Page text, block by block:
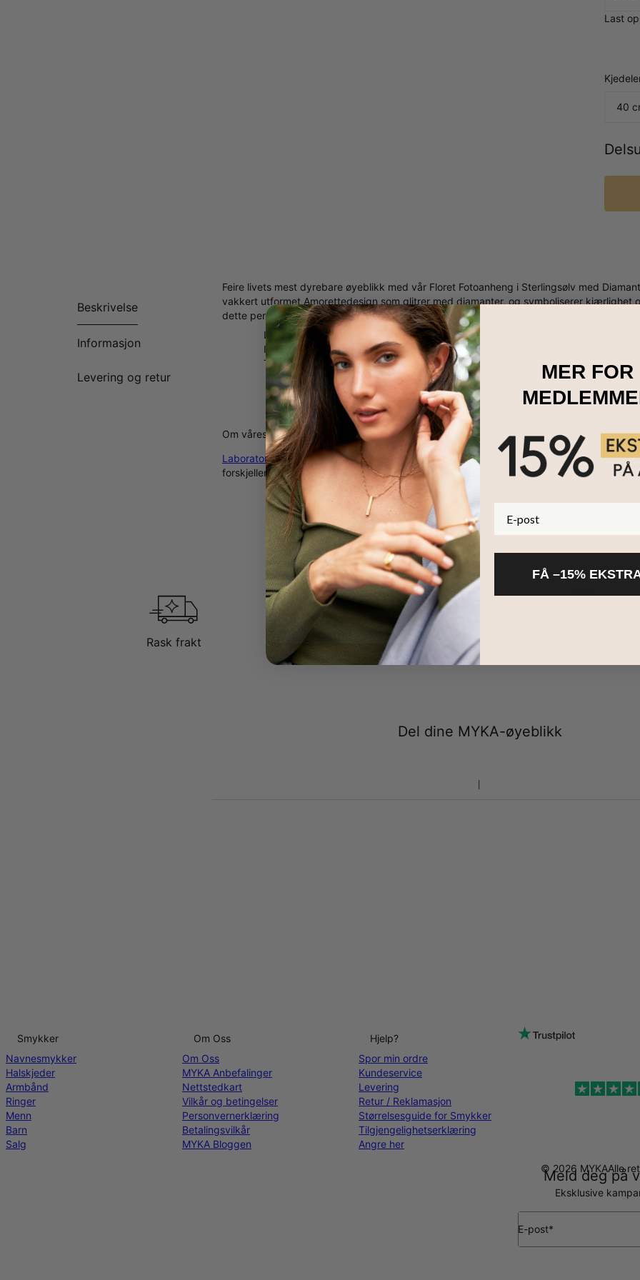
Last
40
Beskrivelse
Informasjon
Levering og retur
Feire livets mest dyrebare øyeblikk med vår Floret Fotoanheng i Sterlingsølv med
vakkert utformet Amorettedesign som glitrer med diamanter, og symboliserer kjærlighet
dette personlige halskjedet lar deg bære dine mest verdsatte minner nær hjertet ditt,
Laget av Sterlingsølv.
Inkludert fem 0,02ct diamanter
Tilpass med 1-3 bilder.
Om våres diamanter
Laboratoriedyrkede diamanterer like ekte som de som blir utvunnet, og deler identiske
forskjellene nærmere.
Rask frakt 100-dagers retur
Del dine MYKA-øyeblikk
Meld deg på
Eksklusive
E-post*
Smykker
Navnesmykker
Halskjeder
Armbånd
Ringer
Menn
Barn
Salg
Om Oss
Om Oss
MYKA Anbefalinger
Nettstedkart
Vilkår og betingelser
Personvernerklæring
Betalingsvilkår
MYKA Bloggen
Hjelp?
Spor min ordre
Kundeservice
Levering
Retur / Reklamasjon
Størrelsesguide for Smykker
Tilgjengelighetserklæring
Angre her
© 2026 MYKAAlle
MER FOR
FÅ –15%